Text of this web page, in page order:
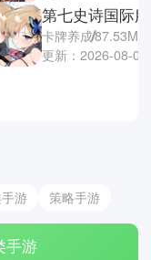
第七史诗国际服
卡牌养成87.53M
更新：2026-08-07
游 策略手游
手游